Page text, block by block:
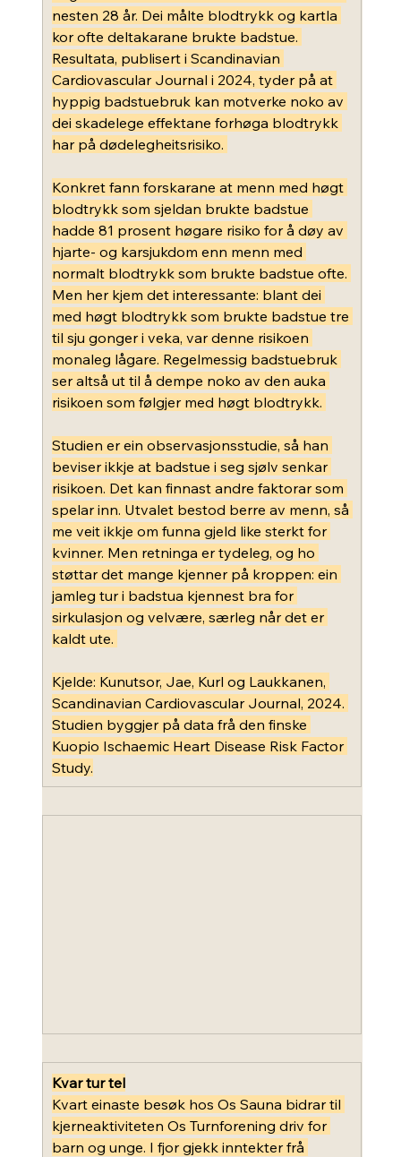
nesten 28 år. Dei målte blodtrykk og kartla
kor ofte deltakarane brukte badstue.
Resultata, publisert i Scandinavian
Cardiovascular Journal i 2024, tyder på at
hyppig badstuebruk kan motverke noko av
dei skadelege effektane forhøga blodtrykk
har på dødelegheitsrisiko.
Konkret fann forskarane at menn med høgt
blodtrykk som sjeldan brukte badstue
hadde 81 prosent høgare risiko for å døy av
hjarte- og karsjukdom enn menn med
normalt blodtrykk som brukte badstue ofte.
Men her kjem det interessante: blant dei
med høgt blodtrykk som brukte badstue tre
til sju gonger i veka, var denne risikoen
monaleg lågare. Regelmessig badstuebruk
ser altså ut til å dempe noko av den auka
risikoen som følgjer med høgt blodtrykk.
Studien er ein observasjonsstudie, så han
beviser ikkje at badstue i seg sjølv senkar
risikoen. Det kan finnast andre faktorar som
spelar inn. Utvalet bestod berre av menn, så
me veit ikkje om funna gjeld like sterkt for
kvinner. Men retninga er tydeleg, og ho
støttar det mange kjenner på kroppen: ein
jamleg tur i badstua kjennest bra for
sirkulasjon og velvære, særleg når det er
kaldt ute.
Kjelde: Kunutsor, Jae, Kurl og Laukkanen,
Scandinavian Cardiovascular Journal, 2024.
Studien byggjer på data frå den finske
Kuopio Ischaemic Heart Disease Risk Factor
Study.
Kvar tur tel
Kvart einaste besøk hos Os Sauna bidrar til
kjerneaktiviteten Os Turnforening driv for
barn og unge. I fjor gjekk inntekter frå